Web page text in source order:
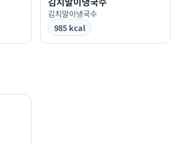
김치말이냉국수
985 kcal